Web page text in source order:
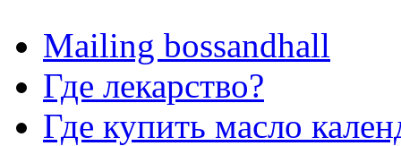
Mailing bossandhall
Где лекарство?
Где купить масло